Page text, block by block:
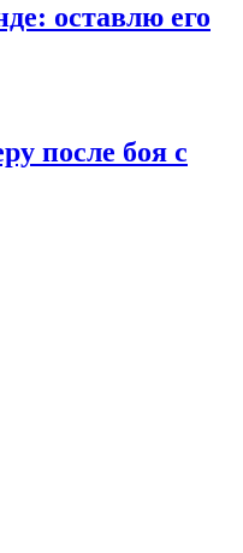
оставлю его
после боя с